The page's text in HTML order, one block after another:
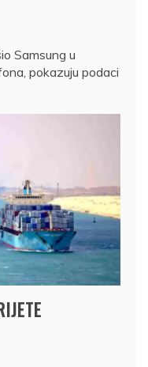
Samsung u
pokazuju podaci